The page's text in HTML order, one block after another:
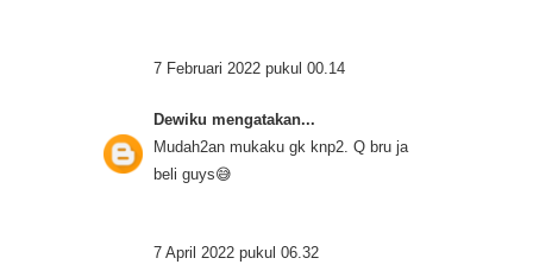
7 Februari 2022 pukul 00.14
Dewiku mengatakan...
Mudah2an mukaku gk knp2. Q bru ja
beli guys😅
7 April 2022 pukul 06.32